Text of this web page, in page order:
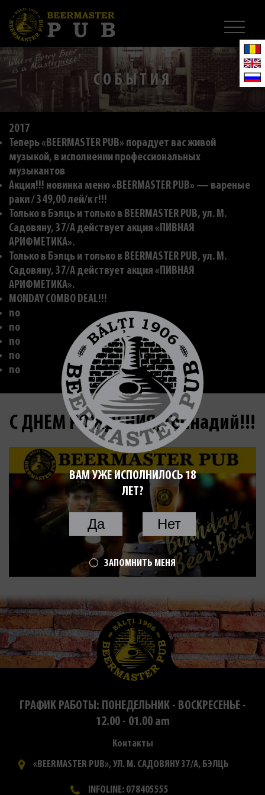
СОБЫТИЯ
2017
Теперь «BEERMASTER PUB» порадует вас живой
музыкой, в исполнении профессиональных
музыкантов
Акция!!! новинка меню «BEERMASTER PUB» — вареные
раки / 349,00 лей/к г!!!
Только в Бэлць и только в BEERMASTER PUB, ул. M.
Садовяну, 37/A действует акция «ПИВНАЯ
АРИФМЕТИКА».
Только в Бэлць и только в BEERMASTER PUB, ул. M.
Садовяну, 37/A действует акция «ПИВНАЯ
АРИФМЕТИКА».
MONDAY COMBO DEAL!!!
no
no
no
no
no
С ДНЕМ РОЖДЕНИЯ, Геннадий!!!
ГРАФИК РАБОТЫ: ПОНЕДЕЛЬНИК - ВОСКРЕСЕНЬЕ -
12.00 - 01.00 am
Контакты
«BEERMASTER PUB», УЛ. М. САДОВЯНУ 37/А, БЭЛЦЬ
INFOLINE: 078405555
ВАМ УЖЕ ИСПОЛНИЛОСЬ 18
ЛЕТ?
Да Нет
ЗАПОМНИТЬ МЕНЯ